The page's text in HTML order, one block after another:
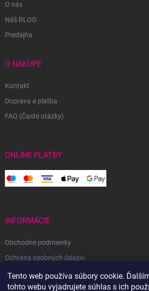
Tento web používa súbory cookie.
tohto webu vyjadrujete súhlas s ich
O nás
Náš BLOG
Predajňa
O NÁKUPE
Kontakt
Doprava a platba
FAQ (Časté otázky)
ONLINE PLATBY
INFORMÁCIE
Obchodné podmienky
Ochrana osobných údajov
Reklamačný poriadok
Odstúpenie od zmluvy